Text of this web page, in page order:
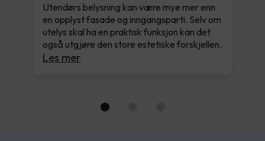
Utendørs belysning kan være mye mer enn
en opplyst fasade og inngangsparti. Selv om
utelys skal ha en praktisk funksjon kan det
også utgjøre den store estetiske forskjellen.
Les mer